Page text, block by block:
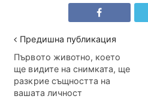
Предишна публикация
Първото животно, което
ще видите на снимката, ще
разкрие същността на
вашата личност